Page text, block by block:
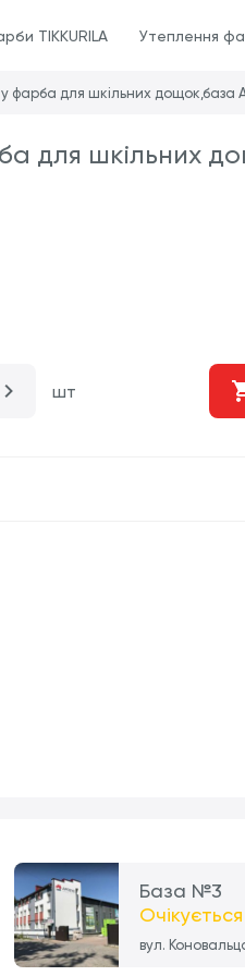
TIKKURILA Утеплення
фарба для шкільних дощок,база
для шкільних
шт
База №3
Очікується
вул.